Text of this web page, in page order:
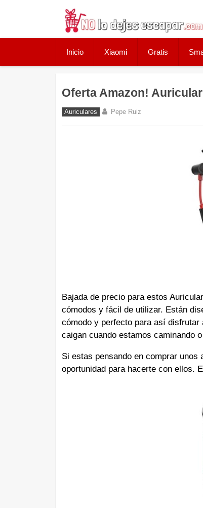
Inicio Xiaomi Gratis
Oferta Amazon!
Auriculares Pepe Ruiz
Bajada de precio para estos
cómodos y fácil de utilizar. Están
cómodo y perfecto para así
caigan cuando estamos caminando
Si estas pensando en comprar
oportunidad para hacerte con ellos.